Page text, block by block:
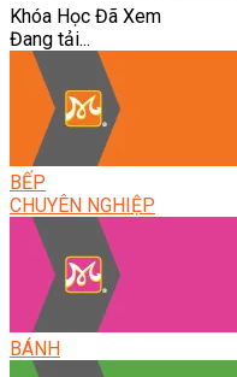
Khóa Học Đã Xem
Đang tải...
BẾP
CHUYÊN NGHIỆP
BÁNH